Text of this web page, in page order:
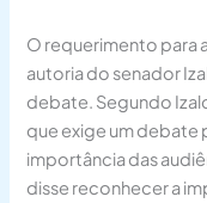
O requerimento para
autoria do senador
debate. Segundo
que exige um debate
importância das
disse reconhecer a